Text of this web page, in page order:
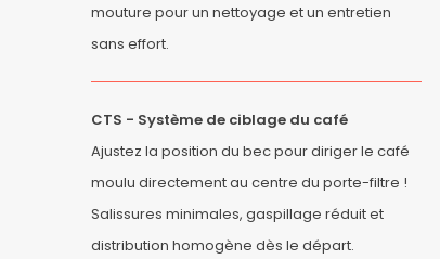
mouture pour un nettoyage et un entretien
sans effort.
CTS - Système de ciblage du café
Ajustez la position du bec pour diriger le café
moulu directement au centre du porte-filtre !
Salissures minimales, gaspillage réduit et
distribution homogène dès le départ.